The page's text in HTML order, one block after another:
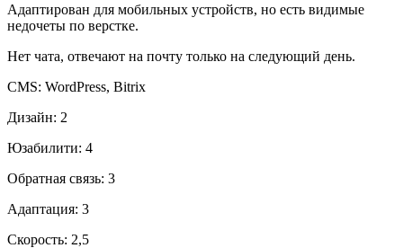
Адаптирован для мобильных устройств, но есть видимые
недочеты по верстке.
Нет чата, отвечают на почту только на следующий день.
CMS: WordPress, Bitrix
Дизайн: 2
Юзабилити: 4
Обратная связь: 3
Адаптация: 3
Скорость: 2,5